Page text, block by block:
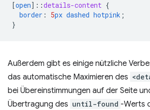
[open] ::details-content {
border : 5px dashed hotpink ;
}
Außerdem gibt es einige nützliche
das automatische Maximieren des
bei Übereinstimmungen auf der Seite
Übertragung des until-found -Werts